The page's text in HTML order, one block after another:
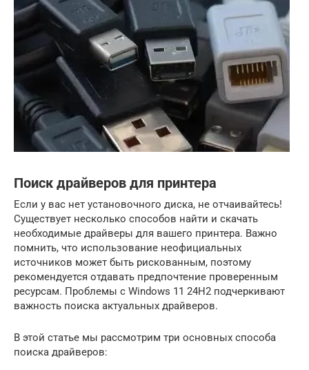
Поиск драйверов для принтера
Если у вас нет установочного диска, не отчаивайтесь!
Существует несколько способов найти и скачать
необходимые драйверы для вашего принтера. Важно
помнить, что использование неофициальных
источников может быть рискованным, поэтому
рекомендуется отдавать предпочтение проверенным
ресурсам. Проблемы с Windows 11 24H2 подчеркивают
важность поиска актуальных драйверов.
В этой статье мы рассмотрим три основных способа
поиска драйверов: